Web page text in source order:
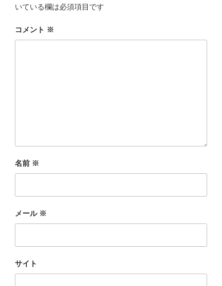
いている欄は必須項目です
コメント ※
名前 ※
メール ※
サイト